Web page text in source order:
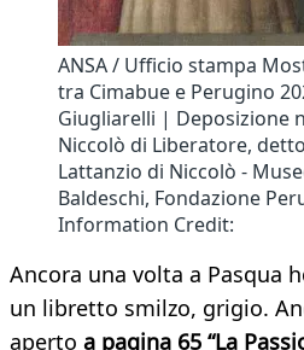
ANSA / Ufficio stampa
tra Cimabue e Perugino
Giugliarelli | Deposizione
Niccolò di Liberatore,
Lattanzio di Niccolò -
Baldeschi, Fondazione
Information Credit:
Ancora una volta a Pasqua
un libretto smilzo, grigio.
aperto a pagina 65 “La